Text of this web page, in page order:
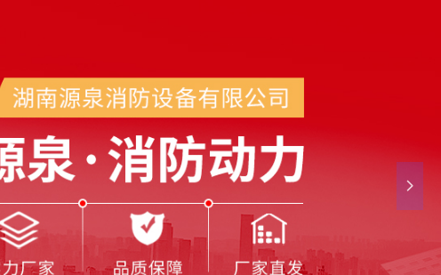
넲